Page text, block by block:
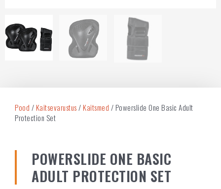
Pood /Kaitsevarustus/Kaitsmed / Powerslide One Basic Adult
Protection Set
POWERSLIDE ONE BASIC
ADULT PROTECTION SET